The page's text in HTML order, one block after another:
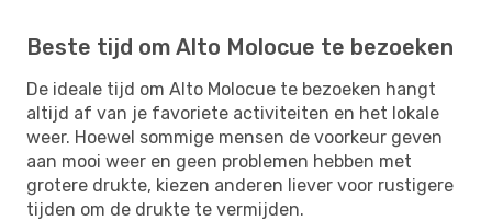
Beste tijd om Alto Molocue te bezoeken
De ideale tijd om Alto Molocue te bezoeken hangt
altijd af van je favoriete activiteiten en het lokale
weer. Hoewel sommige mensen de voorkeur geven
aan mooi weer en geen problemen hebben met
grotere drukte, kiezen anderen liever voor rustigere
tijden om de drukte te vermijden.